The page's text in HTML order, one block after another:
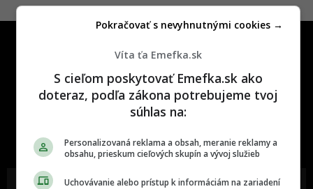
One time najzábavnejšie miesto na
najzabávnejšie miesto na svete
Víta ťa Emefka.sk
S cieľom poskytovať Emefka.sk ako
doteraz, podľa zákona potrebujeme tvoj
súhlas na:
Personalizovaná reklama a obsah, meranie reklamy a
obsahu, prieskum cieľových skupín a vývoj služieb
Uchovávanie alebo prístup k informáciám na zariadení
Pokračovať s nevyhnutnými cookies →